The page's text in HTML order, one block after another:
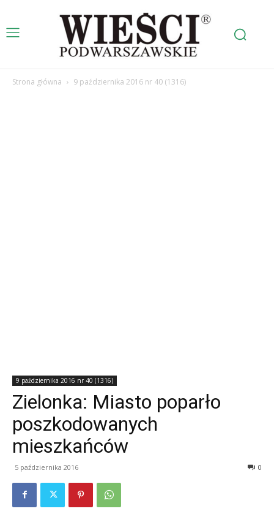
Strona główna 9 października 2016 nr 40 (1316)
9 października 2016 nr 40 (1316)
Zielonka: Miasto poparło
poszkodowanych
mieszkańców
5 października 2016 0